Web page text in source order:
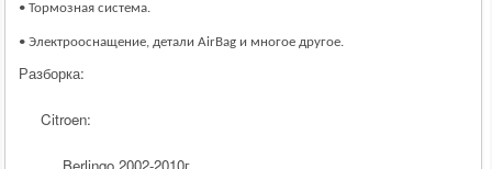
• Тормозная система.
• Электрооснащение, детали AirBag и многое другое.
Разборка:
Citroen: